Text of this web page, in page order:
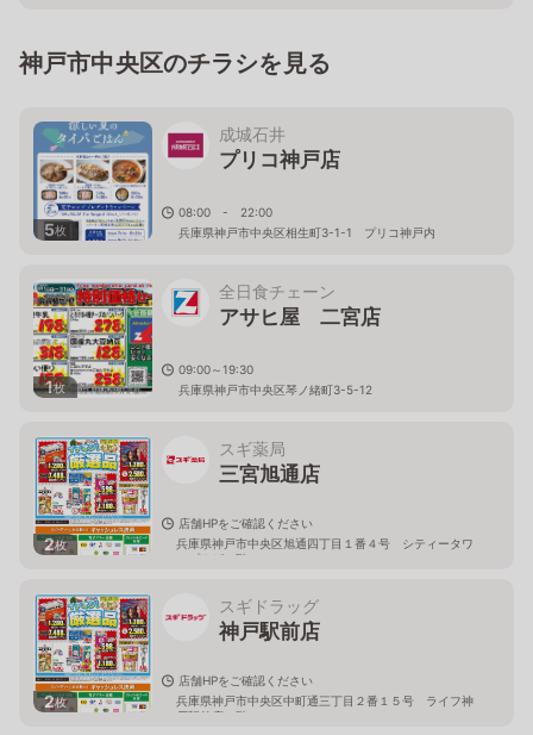
神戸市中央区のチラシを見る
5枚
成城石井
プリコ神戸店
08:00 - 22:00
兵庫県神戸市中央区相生町3-1-1 プリコ神戸内
1枚
全日食チェーン
アサヒ屋 二宮店
09:00～19:30
兵庫県神戸市中央区琴ノ緒町3-5-12
2枚
スギ薬局
三宮旭通店
店舗HPをご確認ください
兵庫県神戸市中央区旭通四丁目１番４号 シティータワ
ープラザ２階
2枚
スギドラッグ
神戸駅前店
店舗HPをご確認ください
兵庫県神戸市中央区中町通三丁目２番１５号 ライフ神
戸駅前店２階